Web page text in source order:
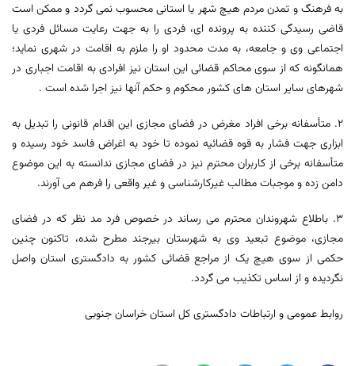
به فرهنگ و تمدن مردم هیچ شهر یا استانی محسوب نمی گردد و ممکن است
قاضی رسیدگی کننده به پرونده ای، فردی را به جهت رعایت مسائل فردی یا
اجتماعی وی و جامعه، به مدت محدود او را ملزم به اقامت در شهری نماید؛
همانگونه که از سوی محاکم قضائی این استان نیز افرادی به اقامت اجباری در
شهرهای سایر استان های کشور محکوم و حکم آنها نیز اجرا شده است .
2. متأسفانه برخی افراد مغرض در فضای مجازی این اقدام قانونی را تبدیل به
ابزاری جهت فشار به قوه قضائیه نموده تا خود به اغراض فاسد خود رسیده و
متأسفانه برخی از کاربران محترم نیز در فضای مجازی ندانسته به این موضوع
دامن زده و موجبات مطالب غیرکارشناسی و غیر واقعی را فرهم می آورند.
3. باطلاع شهروندان محترم می رساند در خصوص فرد مد نظر که در فضای
مجازی، موضوع تبعید وی به شهرستان بیرجند مطرح شده، تاکنون چنین
حکمی از سوی هیچ یک از مراجع قضائی کشور به دادگستری استان واصل
نگردیده و از اساس تکذیب می گردد.
روابط عمومی و ارتباطات دادگستری کل استان خراسان جنوبی